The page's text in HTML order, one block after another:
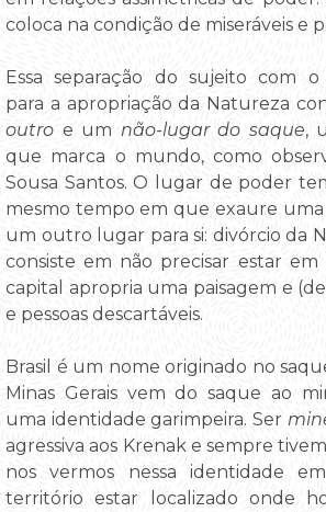
coloca na condição de miseráveis e
Essa separação do sujeito com o
para a apropriação da Natureza
outro e um não-lugar do saque,
que marca o mundo, como
Sousa Santos. O lugar de poder
mesmo tempo em que exaure
um outro lugar para si: divórcio da
consiste em não precisar estar
capital apropria uma paisagem e
e pessoas descartáveis.
Brasil é um nome originado no
Minas Gerais vem do saque ao
uma identidade garimpeira. Ser
agressiva aos Krenak e sempre
nos vermos nessa identidade
território estar localizado onde